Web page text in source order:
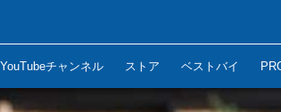
YouTubeチャンネル ストア ベストバイ